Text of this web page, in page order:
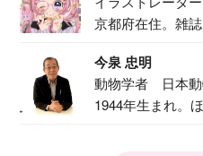
京都府在住。雑
今泉 忠明
動物学者 日本
1944年生まれ。